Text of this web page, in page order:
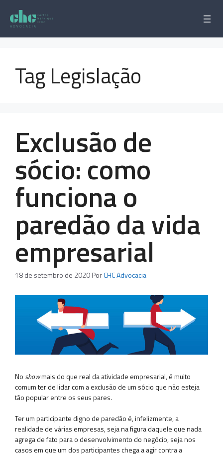
para
conteúdo
Tag Legislação
Exclusão de
sócio: como
funciona o
paredão da vida
empresarial
18 de setembro de 2020PorCHC Advocacia
Noshowmais do que real da atividade empresarial, é muito
comum ter de lidar com a exclusão de um sócio que não esteja
tão popular entre os seus pares.
Ter um participante digno de paredão é, infelizmente, a
realidade de várias empresas, seja na figura daquele que nada
agrega de fato para o desenvolvimento do negócio, seja nos
casos em que um dos participantes chega a agir contra a